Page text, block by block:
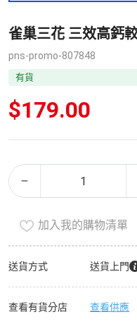
雀巢三花 三效高鈣
pns-promo-807848
有貨
$179.00
−
雀
巢
三
效
較
Alternative:
加入我的購物清單
送貨方式 送貨上門
查看有貨分店 查看供應